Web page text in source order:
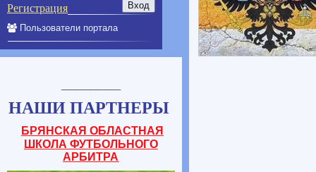
Регистрация
Пользователи портала
НАШИ ПАРТНЕРЫ
БРЯНСКАЯ ОБЛАСТНАЯ
ШКОЛА ФУТБОЛЬНОГО
АРБИТРА